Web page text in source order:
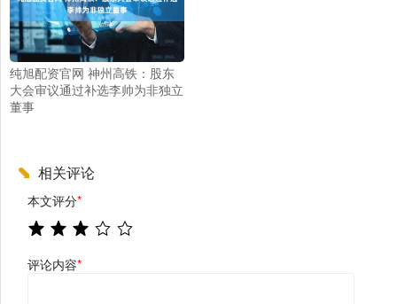
纯旭配资官网 神州高铁：股东
大会审议通过补选李帅为非独立
董事
相关评论
本文评分*
评论内容*